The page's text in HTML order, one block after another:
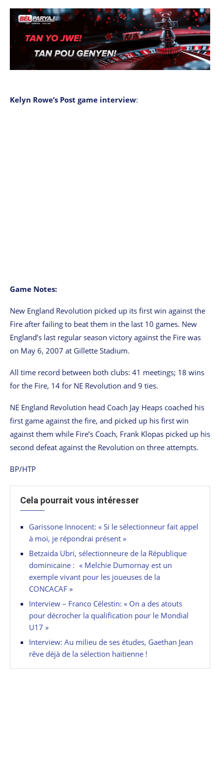
Kelyn Rowe’s Post game interview:
Game Notes:
New England Revolution picked up its first win against the
Fire after failing to beat them in the last 10 games. New
England’s last regular season victory against the Fire was
on May 6, 2007 at Gillette Stadium.
All time record between both clubs: 41 meetings; 18 wins
for the Fire, 14 for NE Revolution and 9 ties.
NE England Revolution head Coach Jay Heaps coached his
first game against the fire, and picked up his first win
against them while Fire’s Coach, Frank Klopas picked up his
second defeat against the Revolution on three attempts.
BP/HTP
Cela pourrait vous intéresser
Garissone Innocent: « Si le sélectionneur fait appel
à moi, je répondrai présent »
Betzaida Ubri, sélectionneure de la République
dominicaine : « Melchie Dumornay est un
exemple vivant pour les joueuses de la
CONCACAF »
Interview – Franco Célestin: « On a des atouts
pour décrocher la qualification pour le Mondial
U17 »
Interview: Au milieu de ses études, Gaethan Jean
rêve déjà de la sélection haïtienne !